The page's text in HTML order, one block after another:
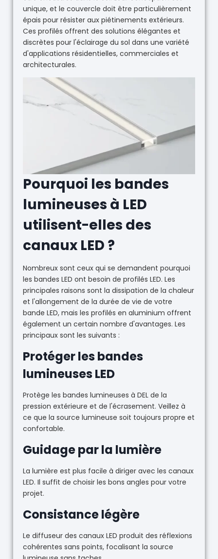
unique, et le couvercle doit être particulièrement
épais pour résister aux piétinements extérieurs.
Ces profilés offrent des solutions élégantes et
discrètes pour l'éclairage du sol dans une variété
d'applications résidentielles, commerciales et
architecturales.
Pourquoi les bandes
lumineuses à LED
utilisent-elles des
canaux LED ?
Nombreux sont ceux qui se demandent pourquoi
les bandes LED ont besoin de profilés LED. Les
principales raisons sont la dissipation de la chaleur
et l'allongement de la durée de vie de votre
bande LED, mais les profilés en aluminium offrent
également un certain nombre d'avantages. Les
principaux sont les suivants :
Protéger les bandes
lumineuses LED
Protège les bandes lumineuses à DEL de la
pression extérieure et de l'écrasement. Veillez à
ce que la source lumineuse soit toujours propre et
confortable.
Guidage par la lumière
La lumière est plus facile à diriger avec les canaux
LED. Il suffit de choisir les bons angles pour votre
projet.
Consistance légère
Le diffuseur des canaux LED produit des réflexions
cohérentes sans points, focalisant la source